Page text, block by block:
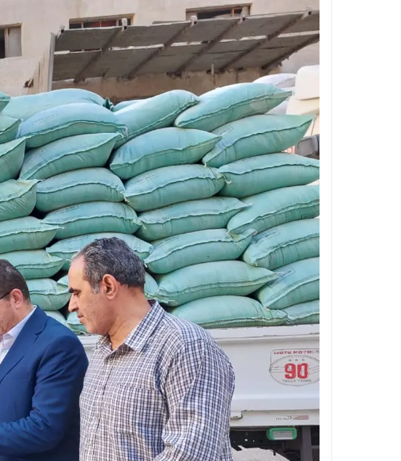
مستشفى بولاق الدكرور العام .. حين يتحول الحلم
تجديد الثقة في الدكتور فرج البلاصي مديرًا لمستشفى
قطع المياه عن مناطق واسعة بالهرم فجر الجمعة ..
غلق شارع 26 يوليو بالجيزة لمدة أسبوعين بسبب المونوريل .. المواعيد والتحويلات المرورية الكاملة